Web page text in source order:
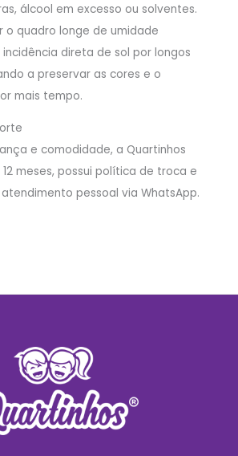
álcool em excesso ou solventes.
o quadro longe de umidade
direta de sol por longos
a preservar as cores e o
mais tempo.
e comodidade, a Quartinhos
meses, possui política de troca e
pessoal via WhatsApp.